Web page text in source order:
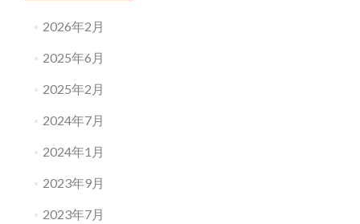
2026年2月
2025年6月
2025年2月
2024年7月
2024年1月
2023年9月
2023年7月